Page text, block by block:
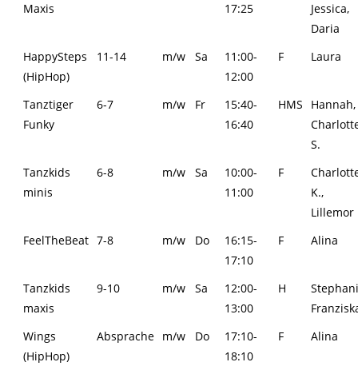
Maxis
17:25
Jessica,
Daria
HappySteps
(HipHop)
11-14 m/w Sa
11:00-
12:00
F Laura
Tanztiger
Funky
6-7 m/w Fr
15:40-
16:40
HMS
Hannah,
S.
Tanzkids
minis
6-8 m/w Sa
10:00-
11:00
F
K.,
Lillemor
FeelTheBeat 7-8 m/w Do
16:15-
17:10
F Alina
Tanzkids
maxis
9-10 m/w Sa
12:00-
13:00
H
Wings
(HipHop)
Absprache m/w Do
17:10-
18:10
F Alina